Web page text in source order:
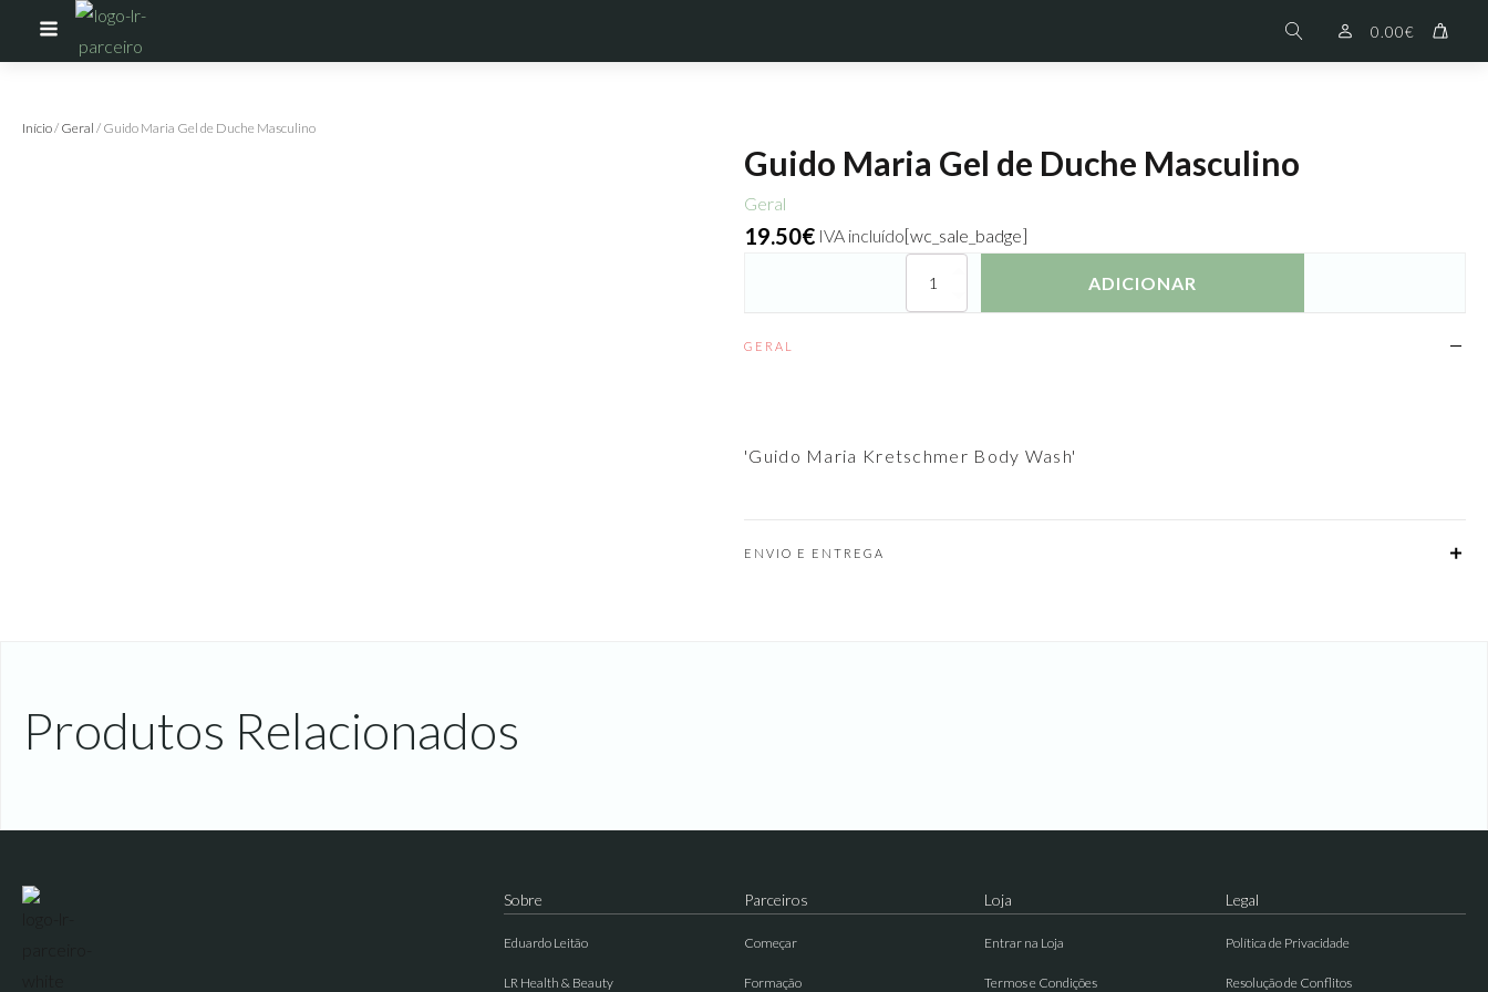
0.00€
Início/ Geral / Guido Maria Gel de Duche Masculino
Guido Maria Gel de Duche Masculino
Geral
19.50€ IVA incluído[wc_sale_badge]
Quantidade
ADICIONAR
GERAL
'Guido Maria Kretschmer Body Wash'
ENVIO E ENTREGA
Produtos Relacionados
Sobre
Eduardo Leitão
LR Health & Beauty
Parceiros
Começar
Formação
Loja
Entrar na Loja
Termos e Condições
Legal
Política de Privacidade
Resolução de Conflitos